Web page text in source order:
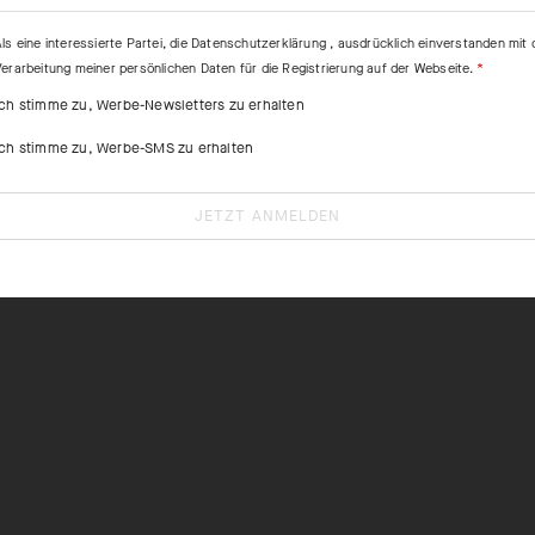
eine interessierte Partei, die Datenschutzerklärung , ausdrücklich einverstanden mit
meiner persönlichen Daten für die Registrierung auf der Webseite.
stimme zu, Werbe-Newsletters zu erhalten
stimme zu, Werbe-SMS zu erhalten
JETZT ANMELDEN